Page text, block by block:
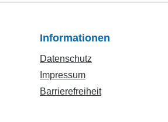
Informationen
Datenschutz
Impressum
Barrierefreiheit